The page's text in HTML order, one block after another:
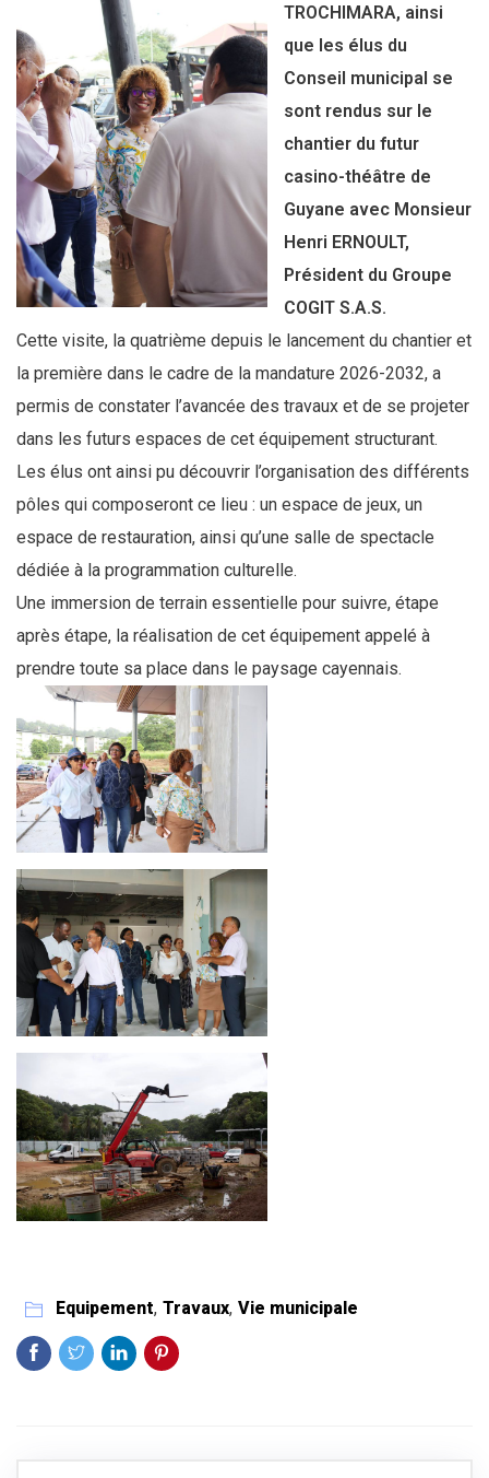
TROCHIMARA, ainsi
que les élus du
Conseil municipal se
sont rendus sur le
chantier du futur
casino-théâtre de
Guyane avec Monsieur
Henri ERNOULT,
Président du Groupe
COGIT S.A.S.
Cette visite, la quatrième depuis le lancement du chantier et
la première dans le cadre de la mandature 2026-2032, a
permis de constater l’avancée des travaux et de se projeter
dans les futurs espaces de cet équipement structurant.
Les élus ont ainsi pu découvrir l’organisation des différents
pôles qui composeront ce lieu : un espace de jeux, un
espace de restauration, ainsi qu’une salle de spectacle
dédiée à la programmation culturelle.
Une immersion de terrain essentielle pour suivre, étape
après étape, la réalisation de cet équipement appelé à
prendre toute sa place dans le paysage cayennais.
Equipement, Travaux, Vie municipale